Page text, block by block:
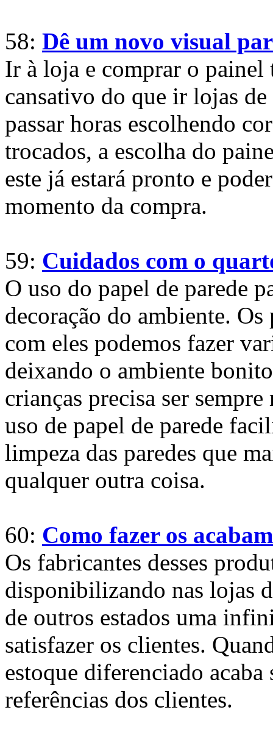
58: Dê um novo visual
Ir à loja e comprar o painel
cansativo do que ir lojas
passar horas escolhendo
trocados, a escolha do
este já estará pronto e
momento da compra.
59: Cuidados com o
O uso do papel de parede
decoração do ambiente. Os
com eles podemos fazer
deixando o ambiente
crianças precisa ser
uso de papel de parede
limpeza das paredes que
qualquer outra coisa.
60: Como fazer os
Os fabricantes desses
disponibilizando nas lojas
de outros estados uma
satisfazer os clientes.
estoque diferenciado
referências dos clientes.